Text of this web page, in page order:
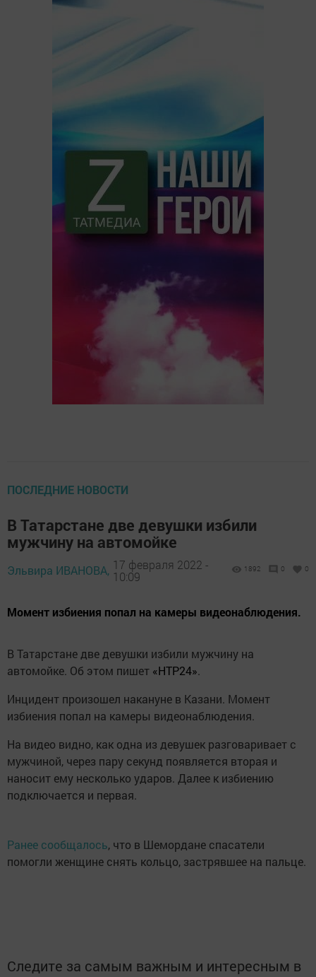
ПОСЛЕДНИЕ НОВОСТИ
В Татарстане две девушки избили
мужчину на автомойке
Эльвира ИВАНОВА, 17 февраля 2022 -
10:09
1892 0 0
Момент избиения попал на камеры видеонаблюдения.
В Татарстане две девушки избили мужчину на
автомойке. Об этом пишет «НТР24».
Инцидент произошел накануне в Казани. Момент
избиения попал на камеры видеонаблюдения.
На видео видно, как одна из девушек разговаривает с
мужчиной, через пару секунд появляется вторая и
наносит ему несколько ударов. Далее к избиению
подключается и первая.
Ранее сообщалось, что в Шемордане спасатели
помогли женщине снять кольцо, застрявшее на пальце.
Следите за самым важным и интересным в